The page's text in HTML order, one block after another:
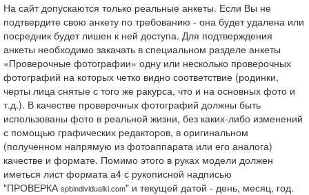
На сайт допускаются только реальные анкеты. Если Вы не
подтвердите свою анкету по требованию - она будет удалена или
посредник будет лишен к ней доступа. Для подтверждения
анкеты необходимо закачать в специальном разделе анкеты
«Проверочные фотографии» одну или несколько проверочных
фотографий на которых четко видно соответствие (родинки,
черты лица снятые с того же ракурса, что и на основных фото и
т.д.). В качестве проверочных фотографий должны быть
использованы фото в реальной жизни, без каких-либо изменений
с помощью графических редакторов, в оригинальном
(полученном напрямую из фотоаппарата или его аналога)
качестве и формате. Помимо этого в руках модели должен
иметься лист формата а4 с рукописной надписью
"ПРОВЕРКАspbindividualki.com" и текущей датой - день, месяц, год.